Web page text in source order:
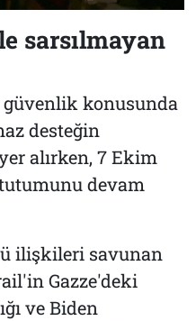
sarsılmayan
konusunda
desteğin
alırken, 7 Ekim
devam
ilişkileri savunan
Gazze'deki
ve Biden